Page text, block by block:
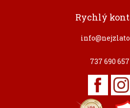
Rychlý
737 690 657